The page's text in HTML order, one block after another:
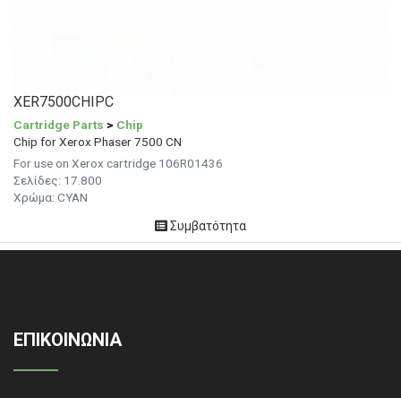
XER7500CHIPC
Cartridge Parts > Chip
Chip for Xerox Phaser 7500 CN
For use on Xerox cartridge 106R01436
Σελίδες: 17.800
Χρώμα: CYAN
Συμβατότητα
ΕΠΙΚΟΙΝΩΝΙΑ